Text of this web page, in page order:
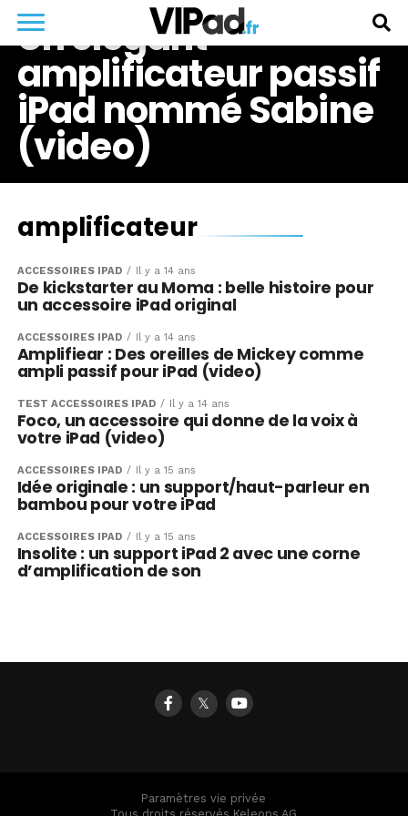
Un élégant
amplificateur passif
iPad nommé Sabine
(video)
amplificateur
ACCESSOIRES IPAD Il y a 14 ans
De kickstarter au Moma : belle histoire pour
un accessoire iPad original
ACCESSOIRES IPAD Il y a 14 ans
Amplifiear : Des oreilles de Mickey comme
ampli passif pour iPad (video)
TEST ACCESSOIRES IPAD Il y a 14 ans
Foco, un accessoire qui donne de la voix à
votre iPad (video)
ACCESSOIRES IPAD Il y a 15 ans
Idée originale : un support/haut-parleur en
bambou pour votre iPad
ACCESSOIRES IPAD Il y a 15 ans
Insolite : un support iPad 2 avec une corne
d’amplification de son
𝕏
Paramètres vie privée